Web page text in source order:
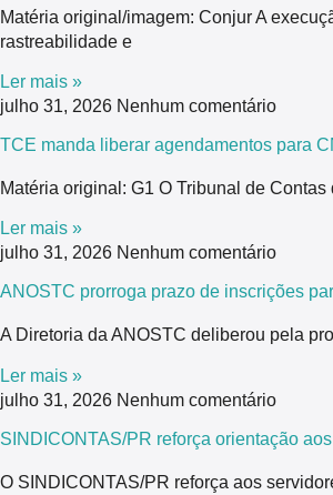
Matéria original/imagem: Conjur A
rastreabilidade e
Ler mais »
julho 31, 2026 Nenhum comentário
TCE manda liberar agendamentos para
Matéria original: G1 O Tribunal de
Ler mais »
julho 31, 2026 Nenhum comentário
ANOSTC prorroga prazo de inscrições
A Diretoria da ANOSTC deliberou pela
Ler mais »
julho 31, 2026 Nenhum comentário
SINDICONTAS/PR reforça orientação
O SINDICONTAS/PR reforça aos